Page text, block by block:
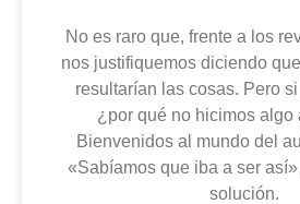
No es raro que, frente a los
nos justifiquemos diciendo
resultarían las cosas. Pero
¿por qué no hicimos algo
Bienvenidos al mundo del
«Sabíamos que iba a ser
solución.